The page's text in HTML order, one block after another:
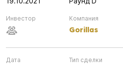
Компания
Gorillas
Инвестор
Дата Тип сделки